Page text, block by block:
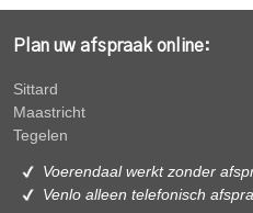
Plan uw afspraak online:
Sittard
Maastricht
Tegelen
Voerendaal werkt zonder
Venlo alleentelefonisch